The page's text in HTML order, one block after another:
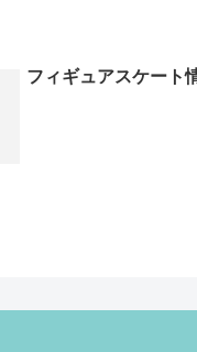
フィギュアスケート